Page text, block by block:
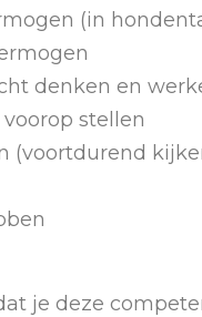
(in
denken en
stellen
(voortdurend
je deze